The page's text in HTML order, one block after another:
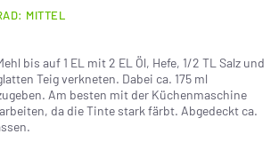
MITTEL
bis auf 1 EL mit 2 EL Öl, Hefe, 1/2 TL Salz und
Teig verkneten. Dabei ca. 175 ml
Am besten mit der Küchenmaschine
da die Tinte stark färbt. Abgedeckt ca.